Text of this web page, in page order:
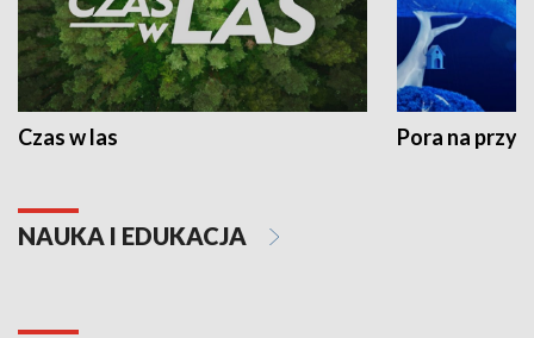
Czas w las Pora na
NAUKA I EDUKACJA